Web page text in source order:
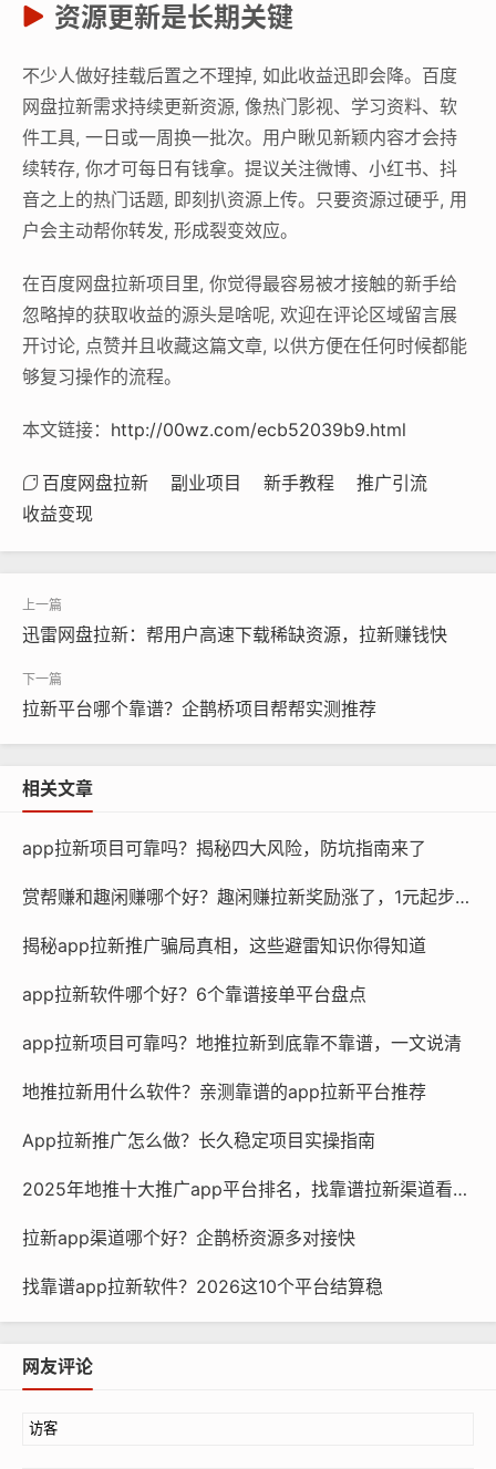
资源更新是长期关键
不少人做好挂载后置之不理掉, 如此收益迅即会降。百度
网盘拉新需求持续更新资源, 像热门影视、学习资料、软
件工具, 一日或一周换一批次。用户瞅见新颖内容才会持
续转存, 你才可每日有钱拿。提议关注微博、小红书、抖
音之上的热门话题, 即刻扒资源上传。只要资源过硬乎, 用
户会主动帮你转发, 形成裂变效应。
在百度网盘拉新项目里, 你觉得最容易被才接触的新手给
忽略掉的获取收益的源头是啥呢, 欢迎在评论区域留言展
开讨论, 点赞并且收藏这篇文章, 以供方便在任何时候都能
够复习操作的流程。
本文链接： http://00wz.com/ecb52039b9.html
百度网盘拉新 副业项目 新手教程
推广引流
收益变现
迅雷网盘拉新：帮用户高速下载稀缺资源，拉新赚钱快
拉新平台哪个靠谱？企鹊桥项目帮帮实测推荐
相关文章
app拉新项目可靠吗？揭秘四大风险，防坑指南来了
赏帮赚和趣闲赚哪个好？趣闲赚拉新奖励涨了，1元起步更划算
揭秘app拉新推广骗局真相，这些避雷知识你得知道
app拉新软件哪个好？6个靠谱接单平台盘点
app拉新项目可靠吗？地推拉新到底靠不靠谱，一文说清
地推拉新用什么软件？亲测靠谱的app拉新平台推荐
App拉新推广怎么做？长久稳定项目实操指南
2025年地推十大推广app平台排名，找靠谱拉新渠道看这篇
拉新app渠道哪个好？企鹊桥资源多对接快
找靠谱app拉新软件？2026这10个平台结算稳
网友评论